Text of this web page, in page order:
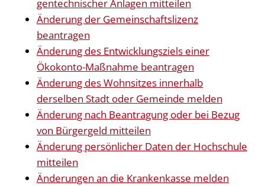
gentechnischer Anlagen mitteilen
Änderung der Gemeinschaftslizenz
beantragen
Änderung des Entwicklungsziels einer
Ökokonto-Maßnahme beantragen
Änderung des Wohnsitzes innerhalb
derselben Stadt oder Gemeinde melden
Änderung nach Beantragung oder bei Bezug
von Bürgergeld mitteilen
Änderung persönlicher Daten der Hochschule
mitteilen
Änderungen an die Krankenkasse melden